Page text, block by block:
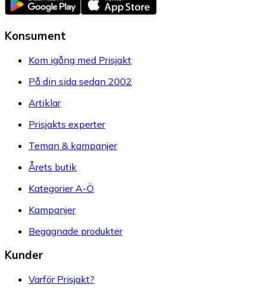
Konsument
Kom igång med Prisjakt
På din sida sedan 2002
Artiklar
Prisjakts experter
Teman & kampanjer
Årets butik
Kategorier A-Ö
Kampanjer
Begagnade produkter
Kunder
Varför Prisjakt?